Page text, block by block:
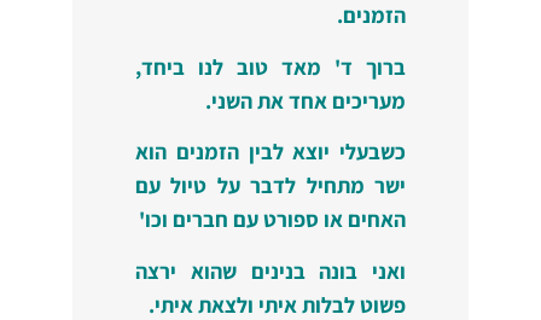
הזמנים.
ברוך ד' מאד טוב לנו ביחד,
מעריכים אחד את השני.
כשבעלי יוצא לבין הזמנים הוא
ישר מתחיל לדבר על טיול עם
האחים או ספורט עם חברים וכו'
ואני בונה בנינים שהוא ירצה
פשוט לבלות איתי ולצאת איתי.